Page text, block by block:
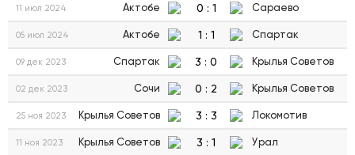
11 июл 2024 Актобе 0 : 1 Сараево
05 июл 2024 Актобе 1 : 1 Спартак
09 дек 2023 Спартак 3 : 0 Крылья Советов
02 дек 2023 Сочи 0 : 2 Крылья Советов
25 ноя 2023 Крылья Советов 3 : 3 Локомотив
11 ноя 2023 Крылья Советов 3 : 1 Урал